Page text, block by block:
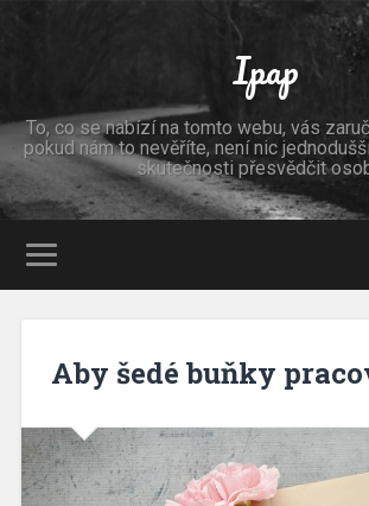
Ipap
To, co se nabízí na tomto webu, vás
pokud nám to nevěříte, není nic
skutečnosti přesvědčit
Aby šedé buňky